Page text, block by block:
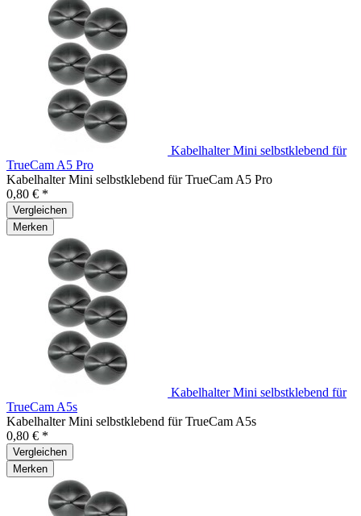
Kabelhalter Mini selbstklebend für
TrueCam A5 Pro
Kabelhalter Mini selbstklebend für TrueCam A5 Pro
0,80 € *
Vergleichen
Merken
Kabelhalter Mini selbstklebend für
TrueCam A5s
Kabelhalter Mini selbstklebend für TrueCam A5s
0,80 € *
Vergleichen
Merken